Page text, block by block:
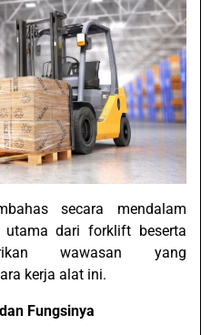
secara mendalam
utama dari forklift beserta
wawasan yang
kerja alat ini.
Fungsinya